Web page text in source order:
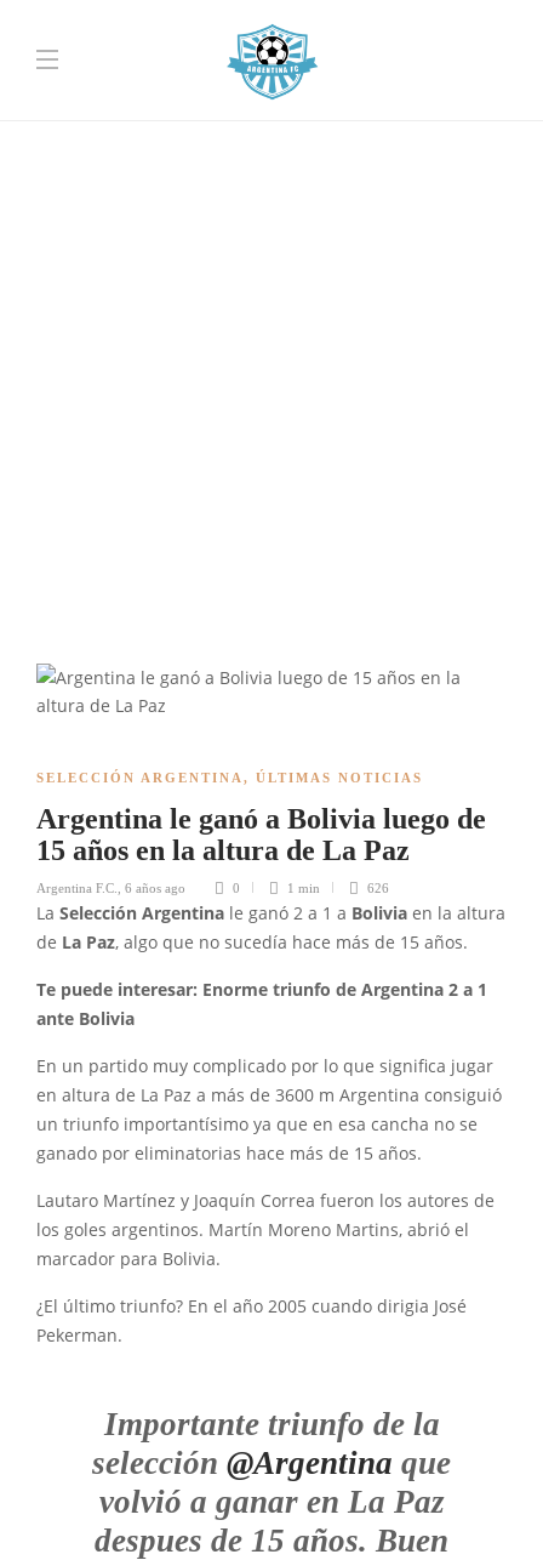
SELECCIÓN ARGENTINA , ÚLTIMAS NOTICIAS
Argentina le ganó a Bolivia luego de
15 años en la altura de La Paz
Argentina F.C. 6 años ago 0 1 min 626
La Selección Argentina le ganó 2 a 1 a Bolivia en la altura
de La Paz, algo que no sucedía hace más de 15 años.
Te puede interesar: Enorme triunfo de Argentina 2 a 1
ante Bolivia
En un partido muy complicado por lo que significa jugar
en altura de La Paz a más de 3600 m Argentina consiguió
un triunfo importantísimo ya que en esa cancha no se
ganado por eliminatorias hace más de 15 años.
Lautaro Martínez y Joaquín Correa fueron los autores de
los goles argentinos. Martín Moreno Martins, abrió el
marcador para Bolivia.
¿El último triunfo? En el año 2005 cuando dirigia José
Pekerman.
Importante triunfo de la
selección @Argentina que
volvió a ganar en La Paz
despues de 15 años. Buen